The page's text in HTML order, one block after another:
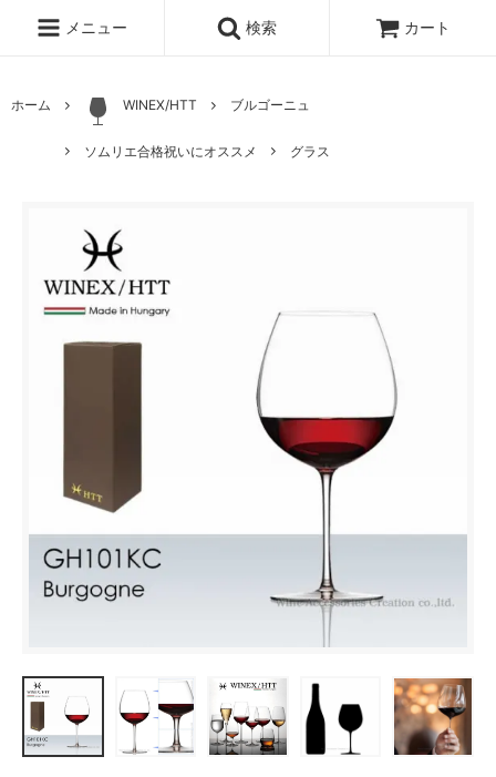
メニュー 検索 カート
ホーム WINEX/HTT ブルゴーニュ
ソムリエ合格祝いにオススメ グラス